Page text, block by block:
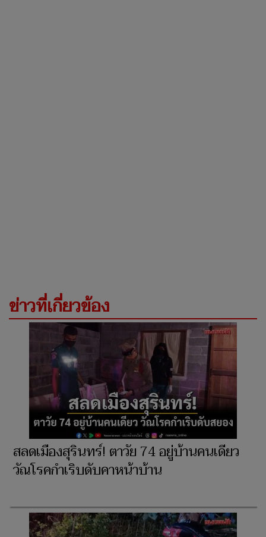
ข่าวที่เกี่ยวข้อง
สลดเมืองสุรินทร์! ตาวัย 74 อยู่บ้านคนเดียว
วัณโรคกำเริบดับคาหน้าบ้าน